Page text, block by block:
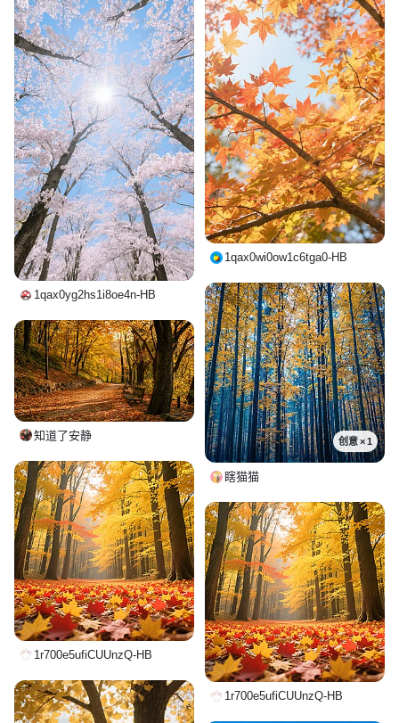
1qax0wi0ow1c6tga0-HB
1qax0yg2hs1i8oe4n-HB
创意 × 1
瞎猫猫
知道了安静
1r700e5ufiCUUnzQ-HB
1r700e5ufiCUUnzQ-HB